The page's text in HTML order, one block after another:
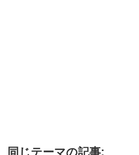
同じテーマの記事: